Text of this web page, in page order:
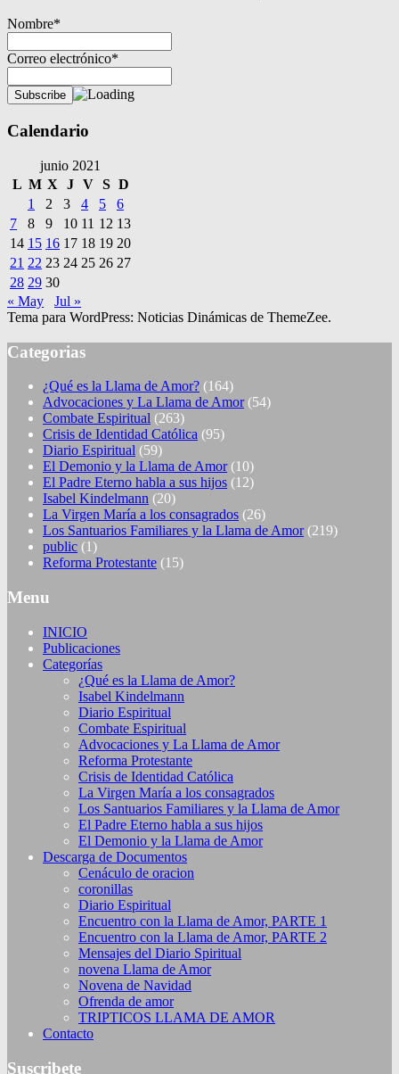
Nombre*
Correo electrónico*
Calendario
junio 2021
L M X J V S D
1
2 3 4 5
6
7
8 9 10 11 12 13
14 15 16 17 18 19 20
21 22 23 24 25 26 27
28 29 30
« May
Jul »
Tema para WordPress: Noticias Dinámicas de ThemeZee.
Categorias
¿Qué es la Llama de Amor? (164)
Advocaciones y La Llama de Amor(54)
Combate Espiritual (263)
Crisis de Identidad Católica (95)
Diario Espiritual (59)
El Demonio y la Llama de Amor(10)
El Padre Eterno habla a sus hijos (12)
Isabel Kindelmann (20)
La Virgen María a los consagrados (26)
Los Santuarios Familiares y la Llama de Amor(219)
public (1)
Reforma Protestante (15)
Menu
INICIO
Publicaciones
Categorías
¿Qué es la Llama de Amor?
Isabel Kindelmann
Diario Espiritual
Combate Espiritual
Advocaciones y La Llama de Amor
Reforma Protestante
Crisis de Identidad Católica
La Virgen María a los consagrados
Los Santuarios Familiares y la Llama de Amor
El Padre Eterno habla a sus hijos
El Demonio y la Llama de Amor
Descarga de Documentos
Cenáculo de oracion
coronillas
Diario Espiritual
Encuentro con la Llama de Amor, PARTE 1
Encuentro con la Llama de Amor, PARTE 2
Mensajes del Diario Spiritual
novena Llama de Amor
Novena de Navidad
Ofrenda de amor
TRIPTICOS LLAMA DE AMOR
Contacto
Suscribete